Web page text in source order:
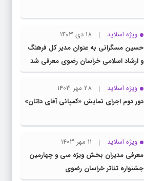
ویژه اسلاید
18 دی 1403
حسین مسگرانی به عنوان مدیر کل فرهنگ
و ارشاد اسلامی خراسان رضوی معرفی شد
ویژه اسلاید
28 مهر 1403
دور دوم اجرای نمایش «کمپانی آقای داتان»
ویژه اسلاید
11 مهر 1403
معرفی مدیران بخش ویژه سی و چهارمین
جشنواره تئاتر خراسان رضوی